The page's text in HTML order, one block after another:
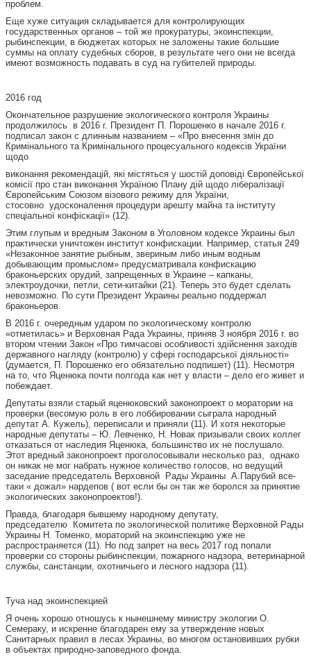
проблем.
Еще хуже ситуация складывается для контролирующих
государственных органов – той же прокуратуры, экоинспекции,
рыбинспекции, в бюджетах которых не заложены такие большие
суммы на оплату судебных сборов, в результате чего они не всегда
имеют возможность подавать в суд на губителей природы.
2016 год
Окончательное разрушение экологического контроля Украины
продолжилось в 2016 г. Президент П. Порошенко в начале 2016 г.
подписал закон с длинным названием – «Про внесення змін до
Кримінального та Кримінального процесуального кодексів України
щодо
виконання рекомендацій, які містяться у шостій доповіді Європейської
комісії про стан виконання Україною Плану дій щодо лібералізації
Європейським Союзом візового режиму для України,
стосовно удосконалення процедури арешту майна та інституту
спеціальної конфіскації» (12).
Этим глупым и вредным Законом в Уголовном кодексе Украины был
практически уничтожен институт конфискации. Например, статья 249
«Незаконное занятие рыбным, звериным либо иным водным
добывающим промыслом» предусматривала конфискацию
браконьерских орудий, запрещенных в Украине – капканы,
электроудочки, петли, сети-китайки (21). Теперь это будет сделать
невозможно. По сути Президент Украины реально поддержал
браконьеров.
В 2016 г. очередным ударом по экологическому контролю
«отметилась» и Верховная Рада Украины, приняв 3 ноября 2016 г. во
втором чтении Закон «Про тимчасові особливості здійснення заходів
державного нагляду (контролю) у сфері господарської діяльності»
(думается, П. Порошенко его обязательно подпишет) (11). Несмотря
на то, что Яценюка почти полгода как нет у власти – дело его живет и
побеждает.
Депутаты взяли старый яценюковский законопроект о моратории на
проверки (весомую роль в его лоббировании сыграла народный
депутат А. Кужель), переписали и приняли (11). И хотя некоторые
народные депутаты – Ю. Левченко, Н. Новак призывали своих коллег
отказаться от наследия Яценюка, большинство их не послушало.
Этот вредный законопроект проголосовывали несколько раз, однако
он никак не мог набрать нужное количество голосов, но ведущий
заседание председатель Верховной Рады Украины А.Парубий все-
таки « дожал» нардепов ( вот если бы он так же боролся за принятие
экологических законопроектов!).
Правда, благодаря бывшему народному депутату,
председателю Комитета по экологической политике Верховной Рады
Украины Н. Томенко, мораторий на экоинспекцию уже не
распространяется (11). Но под запрет на весь 2017 год попали
проверки со стороны рыбинспекции, пожарного надзора, ветеринарной
службы, санстанции, охотничьего и лесного надзора (11).
Туча над экоинспекцией
Я очень хорошо отношусь к нынешнему министру экологии О.
Семераку, и искренне благодарен ему за утверждение новых
Санитарных правил в лесах Украины, во многом остановивших рубки
в объектах природно-заповедного фонда.